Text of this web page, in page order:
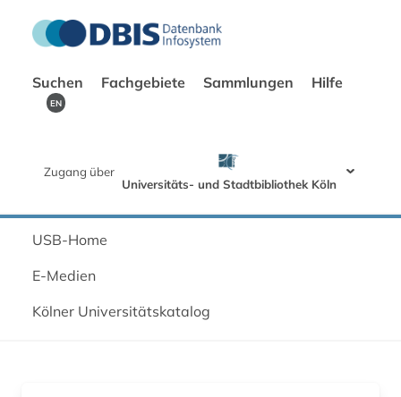
Suchen Fachgebiete Sammlungen Hilfe
EN
Zugang über
Universitäts- und Stadtbibliothek Köln
USB-Home
E-Medien
Kölner Universitätskatalog